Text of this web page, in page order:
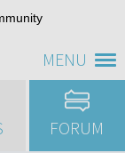
MENU
FORUM